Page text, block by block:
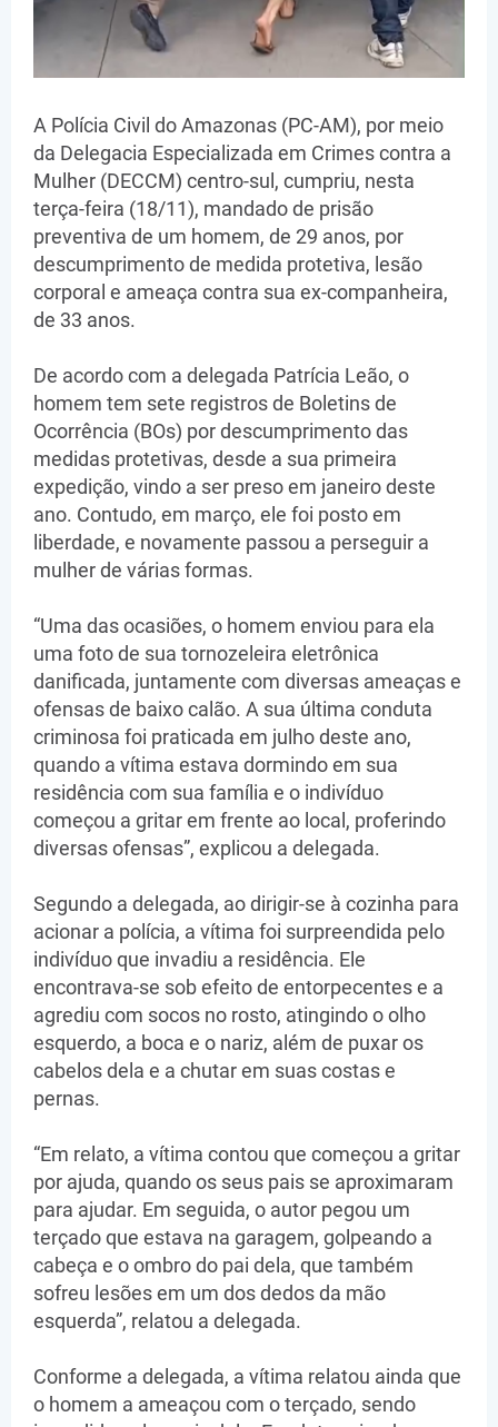
A Polícia Civil do Amazonas (PC-AM), por meio
da Delegacia Especializada em Crimes contra a
Mulher (DECCM) centro-sul, cumpriu, nesta
terça-feira (18/11), mandado de prisão
preventiva de um homem, de 29 anos, por
descumprimento de medida protetiva, lesão
corporal e ameaça contra sua ex-companheira,
de 33 anos.
De acordo com a delegada Patrícia Leão, o
homem tem sete registros de Boletins de
Ocorrência (BOs) por descumprimento das
medidas protetivas, desde a sua primeira
expedição, vindo a ser preso em janeiro deste
ano. Contudo, em março, ele foi posto em
liberdade, e novamente passou a perseguir a
mulher de várias formas.
“Uma das ocasiões, o homem enviou para ela
uma foto de sua tornozeleira eletrônica
danificada, juntamente com diversas ameaças e
ofensas de baixo calão. A sua última conduta
criminosa foi praticada em julho deste ano,
quando a vítima estava dormindo em sua
residência com sua família e o indivíduo
começou a gritar em frente ao local, proferindo
diversas ofensas”, explicou a delegada.
Segundo a delegada, ao dirigir-se à cozinha para
acionar a polícia, a vítima foi surpreendida pelo
indivíduo que invadiu a residência. Ele
encontrava-se sob efeito de entorpecentes e a
agrediu com socos no rosto, atingindo o olho
esquerdo, a boca e o nariz, além de puxar os
cabelos dela e a chutar em suas costas e
pernas.
“Em relato, a vítima contou que começou a gritar
por ajuda, quando os seus pais se aproximaram
para ajudar. Em seguida, o autor pegou um
terçado que estava na garagem, golpeando a
cabeça e o ombro do pai dela, que também
sofreu lesões em um dos dedos da mão
esquerda”, relatou a delegada.
Conforme a delegada, a vítima relatou ainda que
o homem a ameaçou com o terçado, sendo